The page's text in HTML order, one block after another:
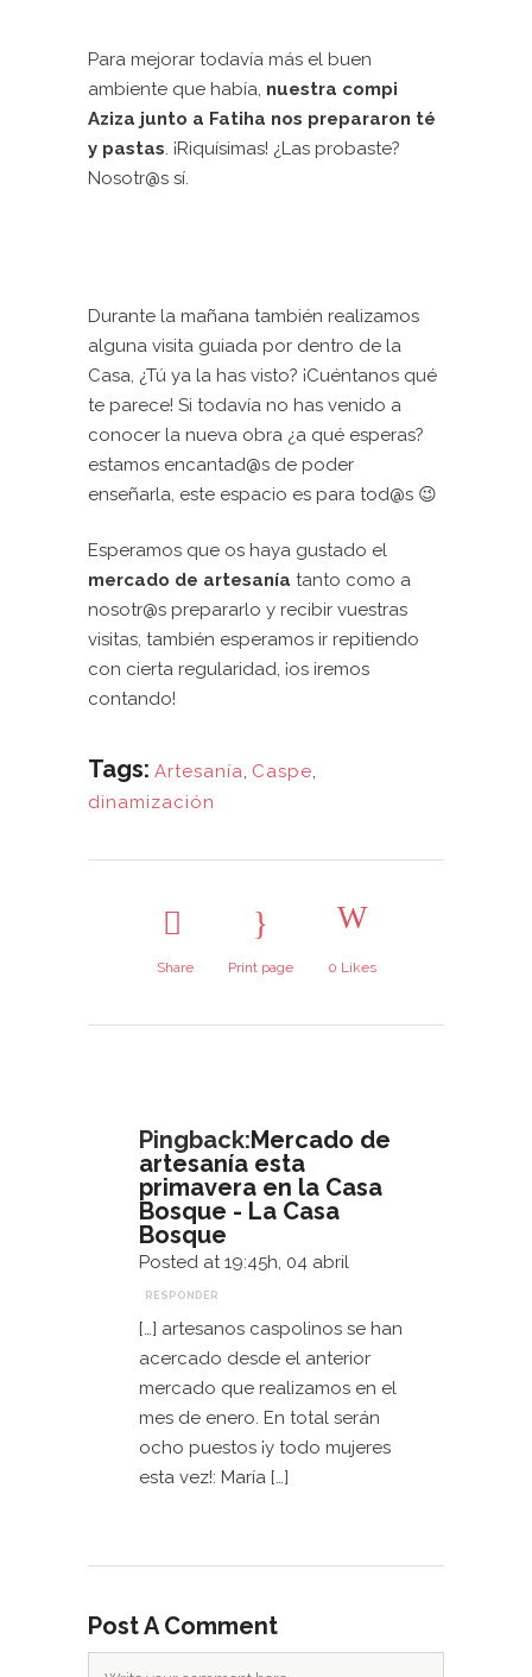
Para mejorar todavía más el buen
ambiente que había, nuestra compi
Aziza junto a Fatiha nos prepararon té
y pastas. ¡Riquísimas! ¿Las probaste?
Nosotr@s sí.
Durante la mañana también realizamos
alguna visita guiada por dentro de la
Casa, ¿Tú ya la has visto? ¡Cuéntanos qué
te parece! Si todavía no has venido a
conocer la nueva obra ¿a qué esperas?
estamos encantad@s de poder
enseñarla, este espacio es para tod@s 😉
Esperamos que os haya gustado el
mercado de artesanía tanto como a
nosotr@s prepararlo y recibir vuestras
visitas, también esperamos ir repitiendo
con cierta regularidad, ¡os iremos
contando!
Tags: Artesanía, Caspe,
dinamización
Share Print page 0 Likes
Pingback:Mercado de
artesanía esta
primavera en la Casa
Bosque - La Casa
Bosque
Posted at 19:45h, 04 abril
RESPONDER
[…] artesanos caspolinos se han
acercado desde el anterior
mercado que realizamos en el
mes de enero. En total serán
ocho puestos ¡y todo mujeres
esta vez!: María […]
Post A Comment